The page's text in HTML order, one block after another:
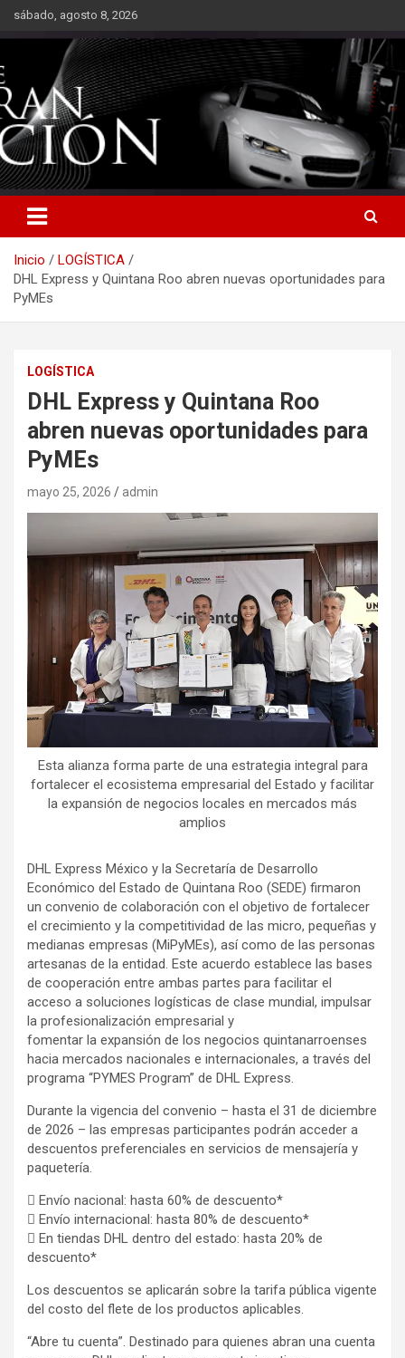
Saltarsábado, agosto 8, 2026
Inicio
LOGÍSTICA
DHL Express y Quintana Roo abren nuevas oportunidades para
PyMEs
LOGÍSTICA
DHL Express y Quintana Roo
abren nuevas oportunidades para
PyMEs
mayo 25, 2026 admin
Esta alianza forma parte de una estrategia integral para
fortalecer el ecosistema empresarial del Estado y facilitar
la expansión de negocios locales en mercados más
amplios
DHL Express México y la Secretaría de Desarrollo
Económico del Estado de Quintana Roo (SEDE) firmaron
un convenio de colaboración con el objetivo de fortalecer
el crecimiento y la competitividad de las micro, pequeñas y
medianas empresas (MiPyMEs), así como de las personas
artesanas de la entidad. Este acuerdo establece las bases
de cooperación entre ambas partes para facilitar el
acceso a soluciones logísticas de clase mundial, impulsar
la profesionalización empresarial y
fomentar la expansión de los negocios quintanarroenses
hacia mercados nacionales e internacionales, a través del
programa “PYMES Program” de DHL Express.
Durante la vigencia del convenio – hasta el 31 de diciembre
de 2026 – las empresas participantes podrán acceder a
descuentos preferenciales en servicios de mensajería y
paquetería.
 Envío nacional: hasta 60% de descuento*
 Envío internacional: hasta 80% de descuento*
 En tiendas DHL dentro del estado: hasta 20% de
descuento*
Los descuentos se aplicarán sobre la tarifa pública vigente
del costo del flete de los productos aplicables.
“Abre tu cuenta”. Destinado para quienes abran una cuenta